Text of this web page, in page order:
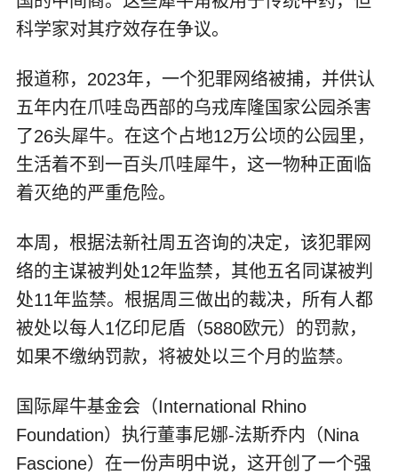
科学家对其疗效存在争议。
报道称，2023年，一个犯罪网络被捕，并供认
五年内在爪哇岛西部的乌戎库隆国家公园杀害
了26头犀牛。在这个占地12万公顷的公园里，
生活着不到一百头爪哇犀牛，这一物种正面临
着灭绝的严重危险。
本周，根据法新社周五咨询的决定，该犯罪网
络的主谋被判处12年监禁，其他五名同谋被判
处11年监禁。根据周三做出的裁决，所有人都
被处以每人1亿印尼盾（5880欧元）的罚款，
如果不缴纳罚款，将被处以三个月的监禁。
国际犀牛基金会（International Rhino
Foundation）执行董事尼娜-法斯乔内（Nina
Fascione）在一份声明中说，这开创了一个强